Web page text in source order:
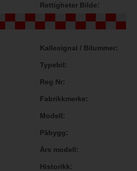
Rettigheter Bilde
Kallesignal / Bilummer
Typebil
Reg Nr
Fabrikkmerke
Modell
Påbygg
Års modell
Historikk